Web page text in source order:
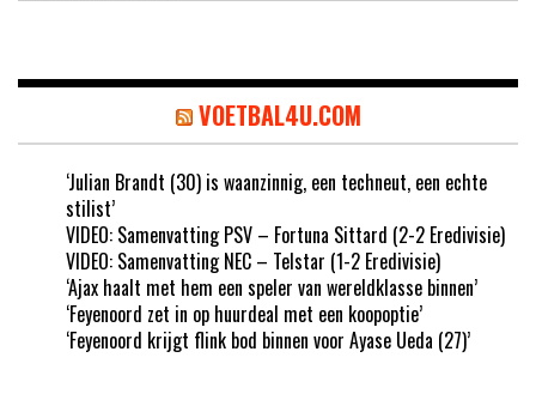
VOETBAL4U.COM
‘Julian Brandt (30) is waanzinnig, een techneut, een echte
stilist’
VIDEO: Samenvatting PSV – Fortuna Sittard (2-2 Eredivisie)
VIDEO: Samenvatting NEC – Telstar (1-2 Eredivisie)
‘Ajax haalt met hem een speler van wereldklasse binnen’
‘Feyenoord zet in op huurdeal met een koopoptie’
‘Feyenoord krijgt flink bod binnen voor Ayase Ueda (27)’